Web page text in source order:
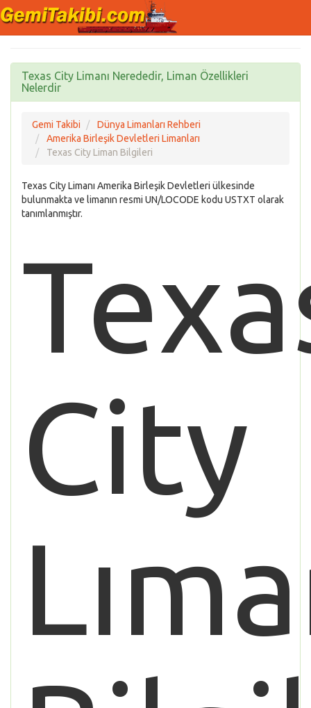
Texas City Limanı Nerededir, Liman Özellikleri
Nelerdir
Gemi Takibi
Dünya Limanları Rehberi
Amerika Birleşik Devletleri Limanları
Texas City Liman Bilgileri
Texas City Limanı Amerika Birleşik Devletleri ülkesinde
bulunmakta ve limanın resmi UN/LOCODE kodu USTXT olarak
tanımlanmıştır.
City